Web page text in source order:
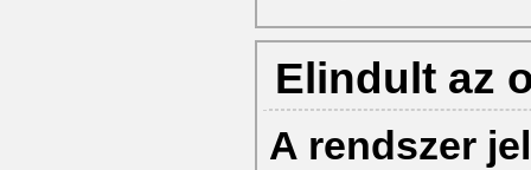
Elindult az
A rendszer